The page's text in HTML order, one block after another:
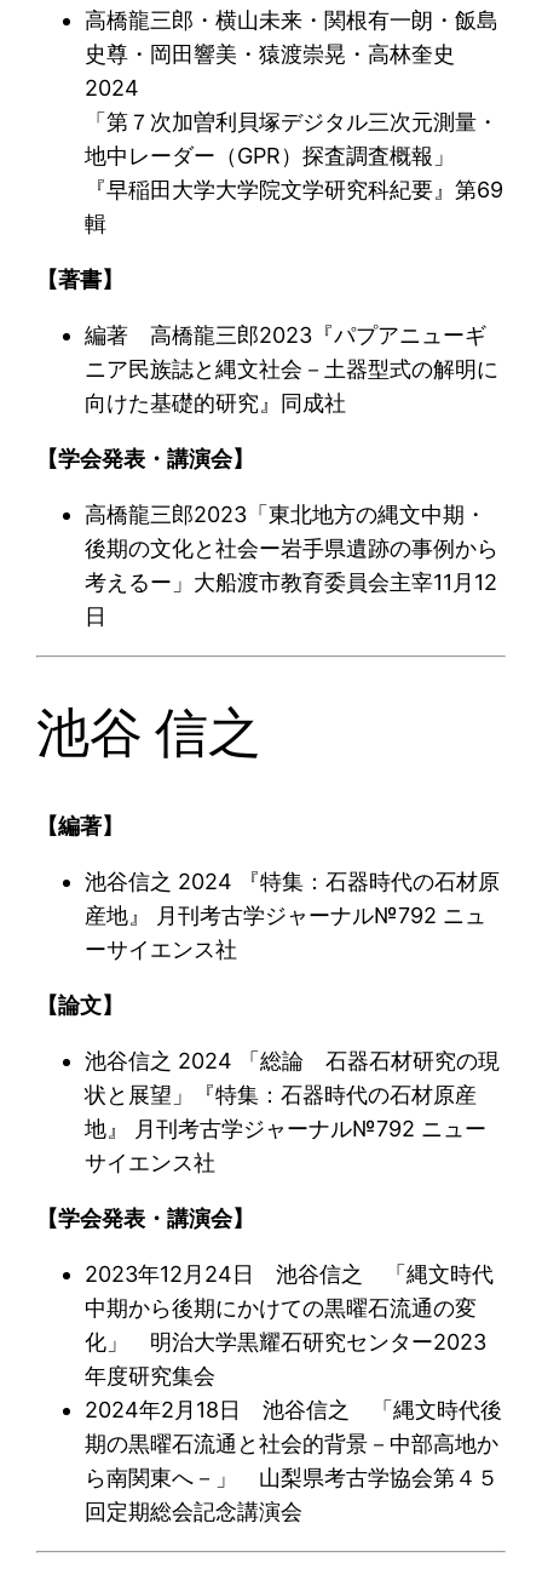
高橋龍三郎・横山未来・関根有一朗・飯島
史尊・岡田響美・猿渡崇晃・高林奎史
2024
「第７次加曽利貝塚デジタル三次元測量・
地中レーダー（GPR）探査調査概報」
『早稲田大学大学院文学研究科紀要』第69
輯
【著書】
編著 高橋龍三郎2023『パプアニューギ
ニア民族誌と縄文社会－土器型式の解明に
向けた基礎的研究』同成社
【学会発表・講演会】
高橋龍三郎2023「東北地方の縄文中期・
後期の文化と社会ー岩手県遺跡の事例から
考えるー」大船渡市教育委員会主宰11月12
日
池谷 信之
【編著】
池谷信之 2024 『特集：石器時代の石材原
産地』 月刊考古学ジャーナル№792 ニュ
ーサイエンス社
【論文】
池谷信之 2024 「総論 石器石材研究の現
状と展望」『特集：石器時代の石材原産
地』 月刊考古学ジャーナル№792 ニュー
サイエンス社
【学会発表・講演会】
2023年12月24日 池谷信之 「縄文時代
中期から後期にかけての黒曜石流通の変
化」 明治大学黒耀石研究センター2023
年度研究集会
2024年2月18日 池谷信之 「縄文時代後
期の黒曜石流通と社会的背景－中部高地か
ら南関東へ－」 山梨県考古学協会第４５
回定期総会記念講演会